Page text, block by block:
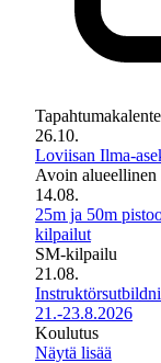
26.10.
Loviisan Ilma-
Avoin
14.08.
25m ja 50m
kilpailut
SM-kilpailu
21.08.
21.-23.8.2026
Koulutus
Näytä lisää